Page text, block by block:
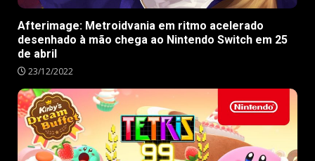
Afterimage: Metroidvania em ritmo acelerado
desenhado à mão chega ao Nintendo Switch em 25
de abril
23/12/2022